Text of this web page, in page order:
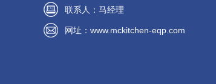
联系人：马经理
网址：www.mckitchen-eqp.com